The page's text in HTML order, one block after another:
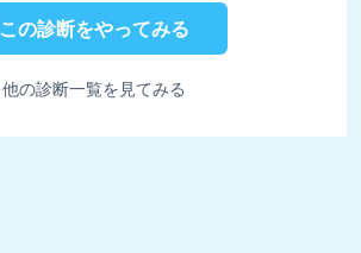
この診断をやってみる
他の診断一覧を見てみる